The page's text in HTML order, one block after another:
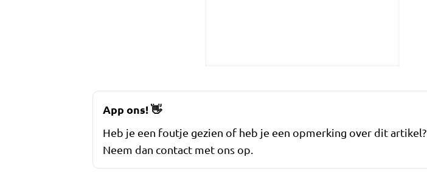
App ons!👋
Heb je een foutje gezien of heb je een opmerking over dit artikel?
Neem dan contact met ons op.